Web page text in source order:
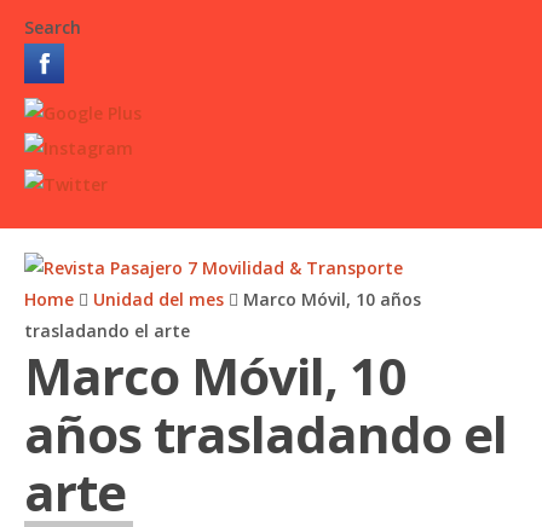
Search
Home Unidad del mes
Marco Móvil, 10 años
trasladando el arte
Marco Móvil, 10
años trasladando el
arte